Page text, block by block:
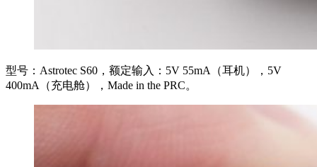
型号：Astrotec S60，额定输入：5V 55mA（耳机），5V
400mA（充电舱），Made in the PRC。